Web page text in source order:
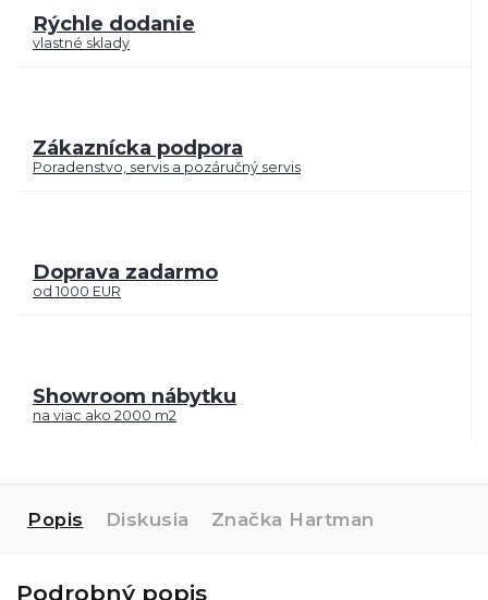
Rýchle dodanie
vlastné sklady
Zákaznícka podpora
Poradenstvo, servis a pozáručný servis
Doprava zadarmo
od 1000 EUR
Showroom nábytku
na viac ako 2000 m2
Popis Diskusia Značka Hartman
Podrobný popis